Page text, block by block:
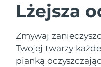
Lżejsza
Zmywaj
Twojej twarzy
pianką